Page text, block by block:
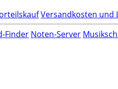
Versandkosten und
Finder Noten-Server